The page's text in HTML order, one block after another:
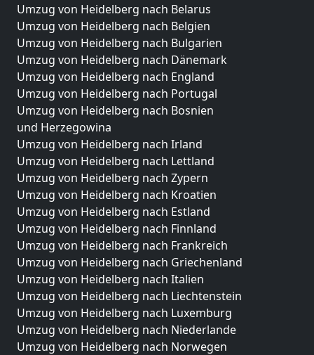
Umzug von Heidelberg nach Belarus
Umzug von Heidelberg nach Belgien
Umzug von Heidelberg nach Bulgarien
Umzug von Heidelberg nach Dänemark
Umzug von Heidelberg nach England
Umzug von Heidelberg nach Portugal
Umzug von Heidelberg nach Bosnien
und Herzegowina
Umzug von Heidelberg nach Irland
Umzug von Heidelberg nach Lettland
Umzug von Heidelberg nach Zypern
Umzug von Heidelberg nach Kroatien
Umzug von Heidelberg nach Estland
Umzug von Heidelberg nach Finnland
Umzug von Heidelberg nach Frankreich
Umzug von Heidelberg nach Griechenland
Umzug von Heidelberg nach Italien
Umzug von Heidelberg nach Liechtenstein
Umzug von Heidelberg nach Luxemburg
Umzug von Heidelberg nach Niederlande
Umzug von Heidelberg nach Norwegen